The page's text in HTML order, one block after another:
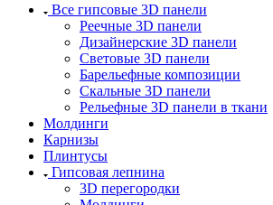
Все гипсовые 3D панели
Реечные 3D панели
Дизайнерские 3D панели
Световые 3D панели
Барельефные композиции
Скальные 3D панели
Рельефные 3D панели в ткани
Молдинги
Карнизы
Плинтусы
Гипсовая лепнина
3D перегородки